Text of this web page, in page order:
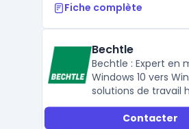
Fiche complète
Bechtle
Bechtle : Expert en
Windows 10 vers
solutions de travail
équipement
connectivité et
Contacter